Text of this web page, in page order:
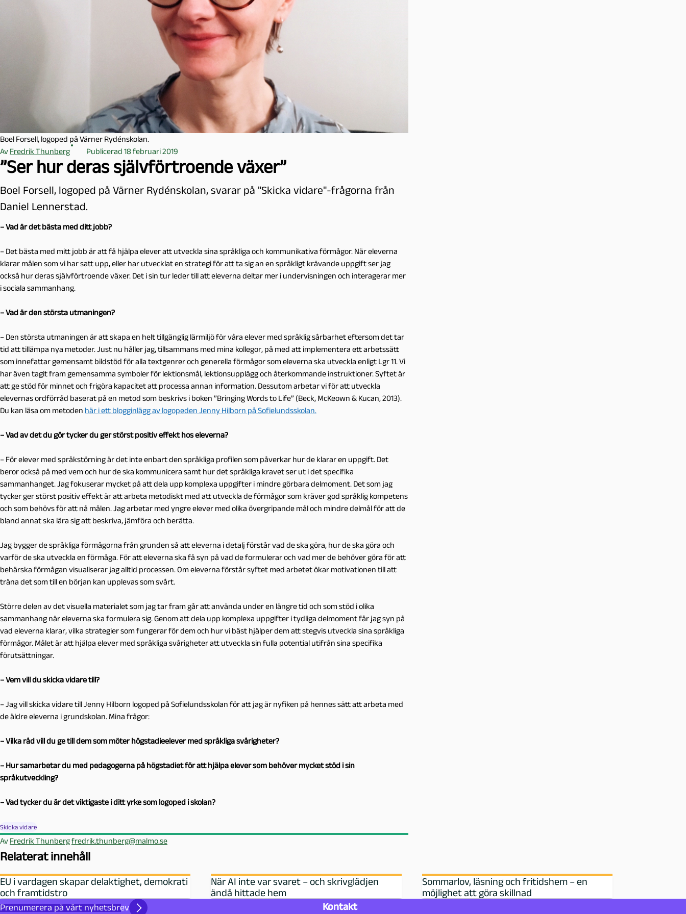
Boel Forsell, logoped på Värner Rydénskolan.
Av Fredrik Thunberg Publicerad 18 februari 2019
”Ser hur deras självförtroende växer”
Boel Forsell, logoped på Värner Rydénskolan, svarar på "Skicka vidare"-frågorna från
Daniel Lennerstad.
– Vad är det bästa med ditt jobb?
– Det bästa med mitt jobb är att få hjälpa elever att utveckla sina språkliga och kommunikativa förmågor. När eleverna
klarar målen som vi har satt upp, eller har utvecklat en strategi för att ta sig an en språkligt krävande uppgift ser jag
också hur deras självförtroende växer. Det i sin tur leder till att eleverna deltar mer i undervisningen och interagerar mer
i sociala sammanhang.
– Vad är den största utmaningen?
– Den största utmaningen är att skapa en helt tillgänglig lärmiljö för våra elever med språklig sårbarhet eftersom det tar
tid att tillämpa nya metoder. Just nu håller jag, tillsammans med mina kollegor, på med att implementera ett arbetssätt
som innefattar gemensamt bildstöd för alla textgenrer och generella förmågor som eleverna ska utveckla enligt Lgr 11. Vi
har även tagit fram gemensamma symboler för lektionsmål, lektionsupplägg och återkommande instruktioner. Syftet är
att ge stöd för minnet och frigöra kapacitet att processa annan information. Dessutom arbetar vi för att utveckla
elevernas ordförråd baserat på en metod som beskrivs i boken ”Bringing Words to Life” (Beck, McKeown & Kucan, 2013).
Du kan läsa om metoden här i ett blogginlägg av logopeden Jenny Hilborn på Sofielundsskolan.
– Vad av det du gör tycker du ger störst positiv effekt hos eleverna?
– För elever med språkstörning är det inte enbart den språkliga profilen som påverkar hur de klarar en uppgift. Det
beror också på med vem och hur de ska kommunicera samt hur det språkliga kravet ser ut i det specifika
sammanhanget. Jag fokuserar mycket på att dela upp komplexa uppgifter i mindre görbara delmoment. Det som jag
tycker ger störst positiv effekt är att arbeta metodiskt med att utveckla de förmågor som kräver god språklig kompetens
och som behövs för att nå målen. Jag arbetar med yngre elever med olika övergripande mål och mindre delmål för att de
bland annat ska lära sig att beskriva, jämföra och berätta.
Jag bygger de språkliga förmågorna från grunden så att eleverna i detalj förstår vad de ska göra, hur de ska göra och
varför de ska utveckla en förmåga. För att eleverna ska få syn på vad de formulerar och vad mer de behöver göra för att
behärska förmågan visualiserar jag alltid processen. Om eleverna förstår syftet med arbetet ökar motivationen till att
träna det som till en början kan upplevas som svårt.
Större delen av det visuella materialet som jag tar fram går att använda under en längre tid och som stöd i olika
sammanhang när eleverna ska formulera sig. Genom att dela upp komplexa uppgifter i tydliga delmoment får jag syn på
vad eleverna klarar, vilka strategier som fungerar för dem och hur vi bäst hjälper dem att stegvis utveckla sina språkliga
förmågor. Målet är att hjälpa elever med språkliga svårigheter att utveckla sin fulla potential utifrån sina specifika
förutsättningar.
– Vem vill du skicka vidare till?
– Jag vill skicka vidare till Jenny Hilborn logoped på Sofielundsskolan för att jag är nyfiken på hennes sätt att arbeta med
de äldre eleverna i grundskolan. Mina frågor:
– Vilka råd vill du ge till dem som möter högstadieelever med språkliga svårigheter?
– Hur samarbetar du med pedagogerna på högstadiet för att hjälpa elever som behöver mycket stöd i sin
språkutveckling?
– Vad tycker du är det viktigaste i ditt yrke som logoped i skolan?
Skicka vidare
Av Fredrik Thunbergfredrik.thunberg@malmo.se
Relaterat innehåll
EU i vardagen skapar delaktighet, demokrati
och framtidstro
När AI inte var svaret – och skrivglädjen
ändå hittade hem
Sommarlov, läsning och fritidshem – en
möjlighet att göra skillnad
Prenumerera på vårt nyhetsbrev Kontakt